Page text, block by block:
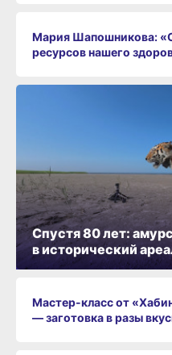
Мария Шапошникова:
ресурсов нашего
Мастер-класс от
— заготовка в разы
Спустя 80 лет:
в исторический